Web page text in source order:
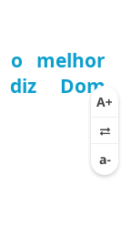
o melhor
diz Dom